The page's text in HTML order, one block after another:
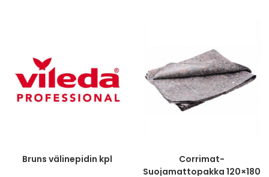
Bruns välinepidin kpl
Corrimat-
Suojamattopakka 120×180